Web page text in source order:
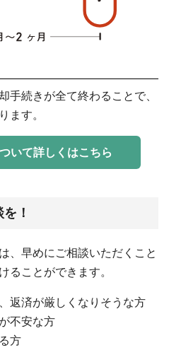
手続きが全て終わることで、
ます。
いて詳しくはこちら
！
、早めにご相談いただくこと
ることができます。
返済が厳しくなりそうな方
不安な方
方